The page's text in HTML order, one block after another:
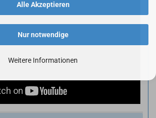
Alle Akzeptieren
Nur notwendige
Weitere Informationen